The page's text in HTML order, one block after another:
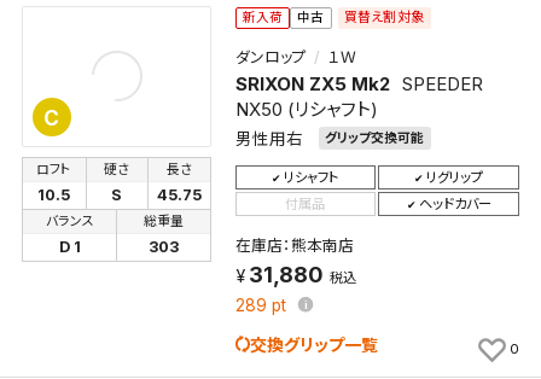
C
新入荷 中古 買替え割対象
ダンロップ １Ｗ
SRIXON ZX5 Mk2 SPEEDER
NX50 (リシャフト)
男性用右 グリップ交換可能
ロフト
10.5
硬さ
S
長さ
45.75
バランス
D 1
総重量
303
リシャフト
リグリップ
付属品
ヘッドカバー
在庫店：熊本南店
31,880 税込
289 pt
交換グリップ一覧 0